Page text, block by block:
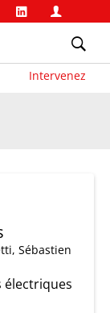
Intervenez
Sébastien
électriques